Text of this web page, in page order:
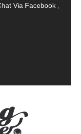
Via Facebook